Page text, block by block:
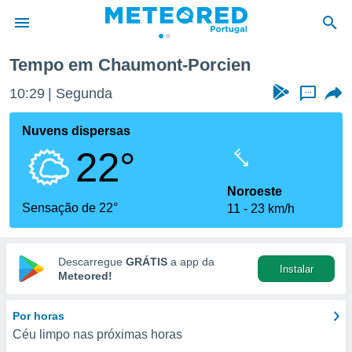
da
foi
fornecidas
a este
das
e
digital
Tempo em Chaumont-Porcien
10:29 Segunda ...
Nuvens dispersas
22°
Sensação de 22°
Noroeste
11
23 km/h
Descarregue GRÁTIS a app da
Meteored!
Instalar
Por horas
Céu limpo nas próximas horas